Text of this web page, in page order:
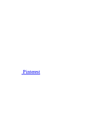
Pinterest